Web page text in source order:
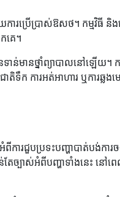
ារប្រើប្រាស់ឱសថ។ កម្មវិធី និង
គេ។
មានថ្នាំព្យាបាលនៅឡើយ។ ក
ទឹក ការអត់អាហារ ឬការឆ្លងម
ការជួបប្រទះបញ្ហាបាត់បង់ការ
ែច្បាស់អំពីបញ្ហាទាំងនេះ នៅ